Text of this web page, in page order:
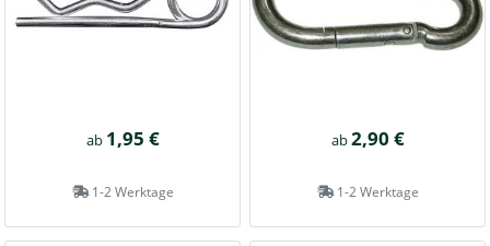
ab 1,95 €
1-2 Werktage
ab2,90 €
1-2 Werktage